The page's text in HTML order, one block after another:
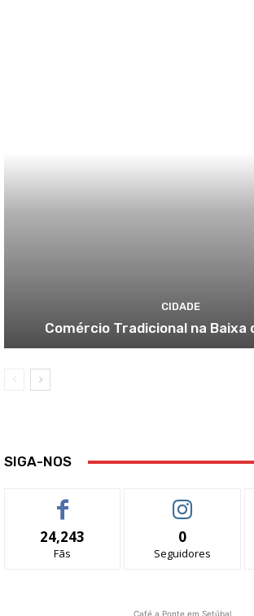
CIDADE
Comércio Tradicional na Baixa
SIGA-NOS
24,243
Fãs
0
Seguidores
Café a Ponte em Setúbal